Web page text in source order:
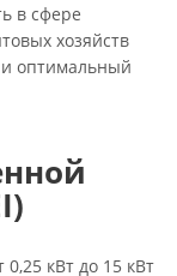
в сфере
хозяйств
и оптимальный
кВт до 15 кВт